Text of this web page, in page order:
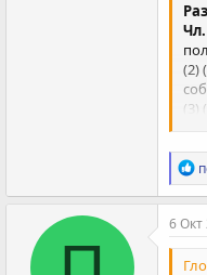
Чл.
(2)
(3)
Р
е
а
к
и
6 Окт